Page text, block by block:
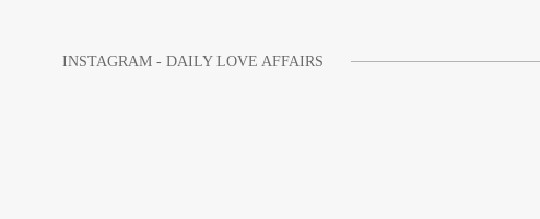
INSTAGRAM - DAILY LOVE AFFAIRS